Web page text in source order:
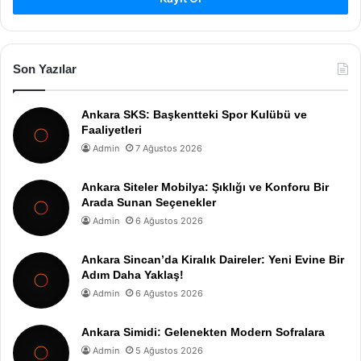
Son Yazılar
Ankara SKS: Başkentteki Spor Kulübü ve
Faaliyetleri
Admin 7 Ağustos 2026
Ankara Siteler Mobilya: Şıklığı ve Konforu Bir
Arada Sunan Seçenekler
Admin 6 Ağustos 2026
Ankara Sincan’da Kiralık Daireler: Yeni Evine Bir
Adım Daha Yaklaş!
Admin 6 Ağustos 2026
Ankara Simidi: Gelenekten Modern Sofralara
Admin 5 Ağustos 2026